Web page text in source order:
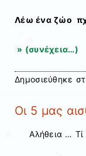
Λέω ένα ζώο
» (συνέχεια…)
Δημοσιεύθηκε
Οι 5 μας
Αλήθεια … Τί